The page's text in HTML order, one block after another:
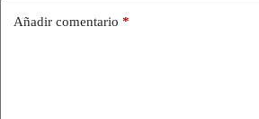
Añadir comentario *